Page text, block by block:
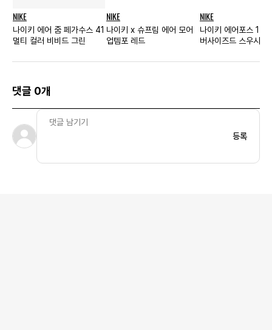
NIKE
나이키 에어 줌 페가수스 41
멀티 컬러 비비드 그린
NIKE
나이키 x 슈프림 에어 모어
업템포 레드
NIKE
나이키 에어포스 1 로
버사이즈드 스우시 화
댓글 0개
등록